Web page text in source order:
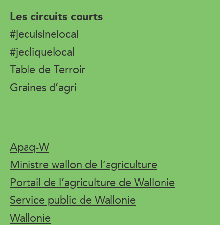
Les circuits courts
#jecuisinelocal
#jecliquelocal
Table de Terroir
Graines d’agri
Apaq-W
Ministre wallon de l’agriculture
Portail de l’agriculture de Wallonie
Service public de Wallonie
Wallonie